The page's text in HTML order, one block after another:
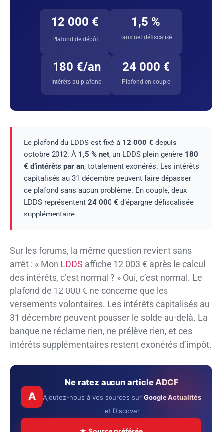
12 000 €
Plafond de dépôt
1,5 %
Taux net défiscalisé
180 €/an
Intérêts au plafond
24 000 €
Plafond en couple
Le plafond du LDDS est fixé à 12 000 € depuis
octobre 2012. À 1,5 % net, un LDDS plein génère 180
€ d’intérêts par an, totalement exonérés. Les intérêts
capitalisés au 31 décembre peuvent faire dépasser
ce plafond sans aucun problème. En couple, deux
LDDS représentent 24 000 € d’épargne défiscalisée
supplémentaire.
Sur les forums, la même question revient sans
arrêt : « Mon LDDS affiche 12 003 € après le calcul
des intérêts, c’est normal ? » Oui, c’est normal. Le
plafond de 12 000 € ne concerne que les
versements volontaires. Les intérêts capitalisés au
31 décembre peuvent pousser le solde au-delà. La
banque ne réclame rien, ne prélève rien, et ces
intérêts supplémentaires restent exonérés d’impôt.
A
Ne ratez aucun article ADCF
Ajoutez-nous à vos sources sur Google Actualités
et Discover